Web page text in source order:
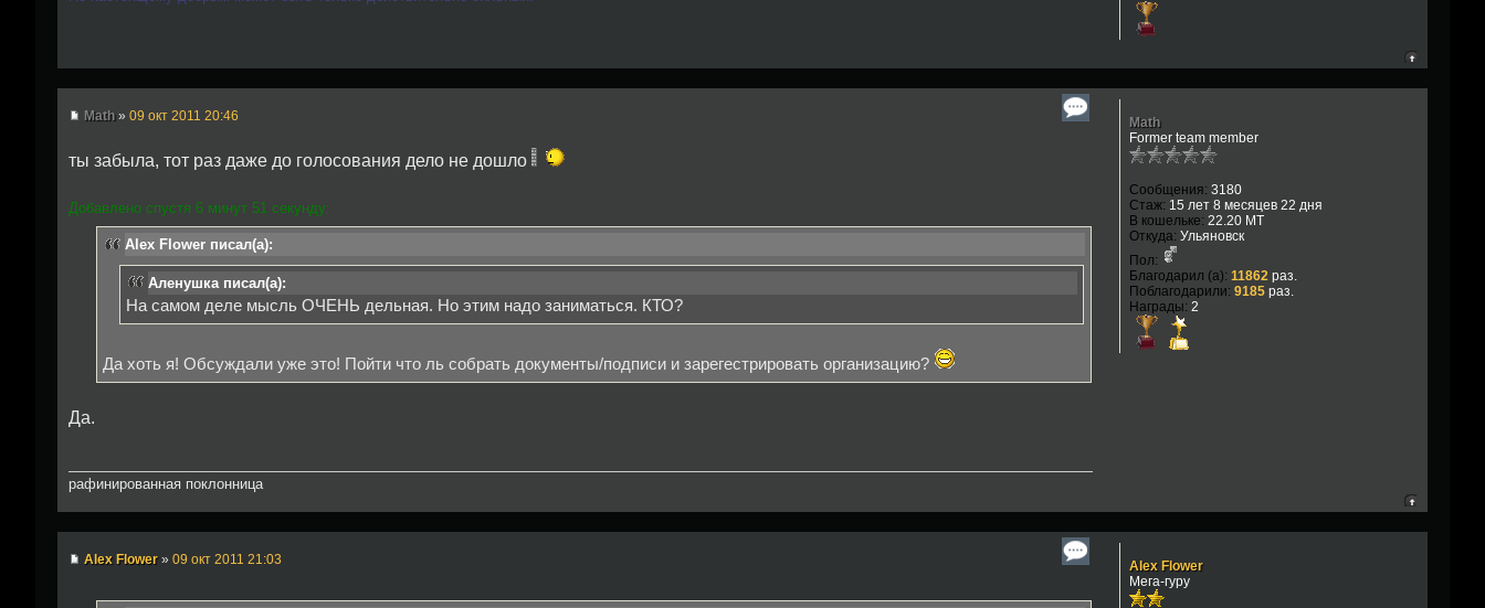
Math » 09 окт 2011 20:46
ты забыла, тот раз даже до голосования дело не дошло
Добавлено спустя 6 минут 51 секунду:
Alex Flower писал(а):
Аленушка писал(а):
На самом деле мысль ОЧЕНЬ дельная. Но этим надо заниматься. КТО?
Да хоть я! Обсуждали уже это! Пойти что ль собрать документы/подписи и зарегестрировать организацию?
Да.
рафинированная поклонница
Math
Former team member
Сообщения: 3180
Стаж: 15 лет 8 месяцев 22 дня
В кошельке: 22.20 MT
Откуда: Ульяновск
Пол:
Благодарил (а): 11862раз.
Поблагодарили: 9185раз.
Награды: 2
Alex Flower » 09 окт 2011 21:03
Alex Flower
Мега-гуру